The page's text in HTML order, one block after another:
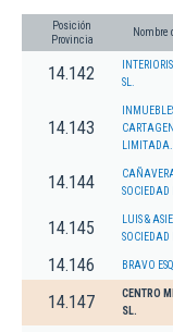
Posición
Provincia
Nombre
14.142
SL.
14.143
LIMITADA.
14.144
14.145
LUIS &
14.146 BRAVO
14.147
CENTRO
SL.